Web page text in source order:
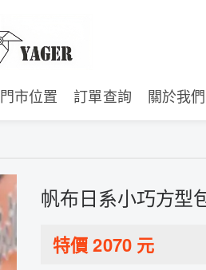
門市位置 訂單查詢 關於我們
帆布日系小巧方型
特價2070 元